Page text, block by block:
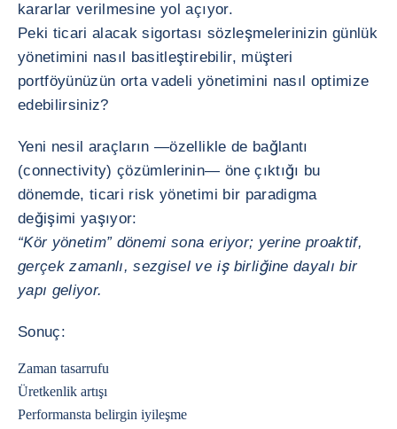
kararlar verilmesine yol açıyor.
Peki ticari alacak sigortası sözleşmelerinizin günlük
yönetimini nasıl basitleştirebilir, müşteri
portföyünüzün orta vadeli yönetimini nasıl optimize
edebilirsiniz?
Yeni nesil araçların —özellikle de bağlantı
(connectivity) çözümlerinin— öne çıktığı bu
dönemde, ticari risk yönetimi bir paradigma
değişimi yaşıyor:
“Kör yönetim” dönemi sona eriyor; yerine proaktif,
gerçek zamanlı, sezgisel ve iş birliğine dayalı bir
yapı geliyor.
Sonuç:
Zaman tasarrufu
Üretkenlik artışı
Performansta belirgin iyileşme